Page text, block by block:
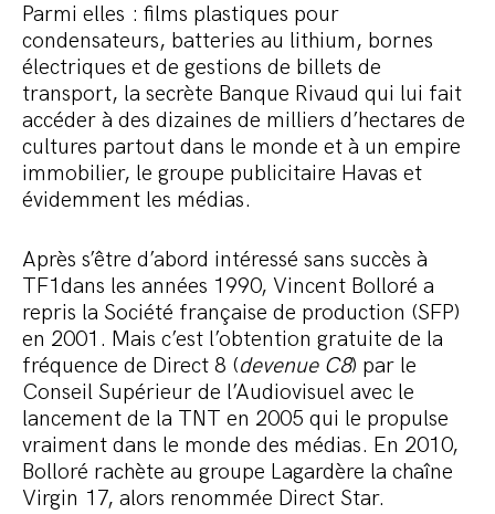
Parmi elles : films plastiques pour
condensateurs, batteries au lithium, bornes
électriques et de gestions de billets de
transport, la secrète Banque Rivaud qui lui fait
accéder à des dizaines de milliers d’hectares de
cultures partout dans le monde et à un empire
immobilier, le groupe publicitaire Havas et
évidemment les médias.
Après s’être d’abord intéressé sans succès à
TF1dans les années 1990, Vincent Bolloré a
repris la Société française de production (SFP)
en 2001. Mais c’est l’obtention gratuite de la
fréquence de Direct 8 (devenue C8) par le
Conseil Supérieur de l’Audiovisuel avec le
lancement de la TNT en 2005 qui le propulse
vraiment dans le monde des médias. En 2010,
Bolloré rachète au groupe Lagardère la chaîne
Virgin 17, alors renommée Direct Star.